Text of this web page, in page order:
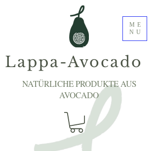
ME
NU
Lappa-Avocado
NATÜRLICHE PRODUKTE AUS
AVOCADO